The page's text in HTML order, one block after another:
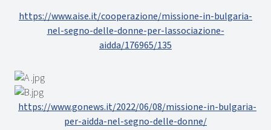
https://www.aise.it/cooperazione/missione-in-bulgaria-
nel-segno-delle-donne-per-lassociazione-
aidda/176965/135
https://www.gonews.it/2022/06/08/missione-in-bulgaria-
per-aidda-nel-segno-delle-donne/